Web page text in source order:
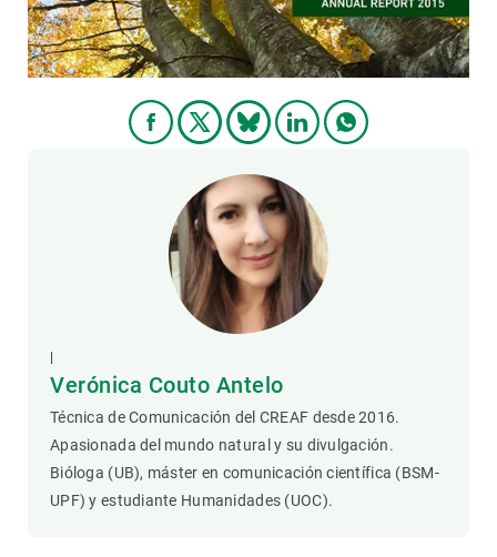
Verónica Couto Antelo
Técnica de Comunicación del CREAF desde 2016.
Apasionada del mundo natural y su divulgación.
Bióloga (UB), máster en comunicación científica (BSM-
UPF) y estudiante Humanidades (UOC).